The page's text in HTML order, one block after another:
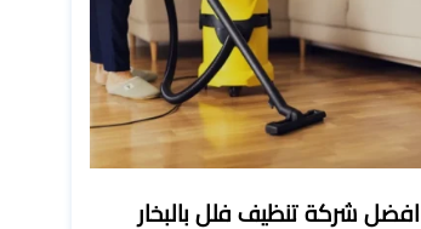
افضل شركة تنظيف فلل بالبخار